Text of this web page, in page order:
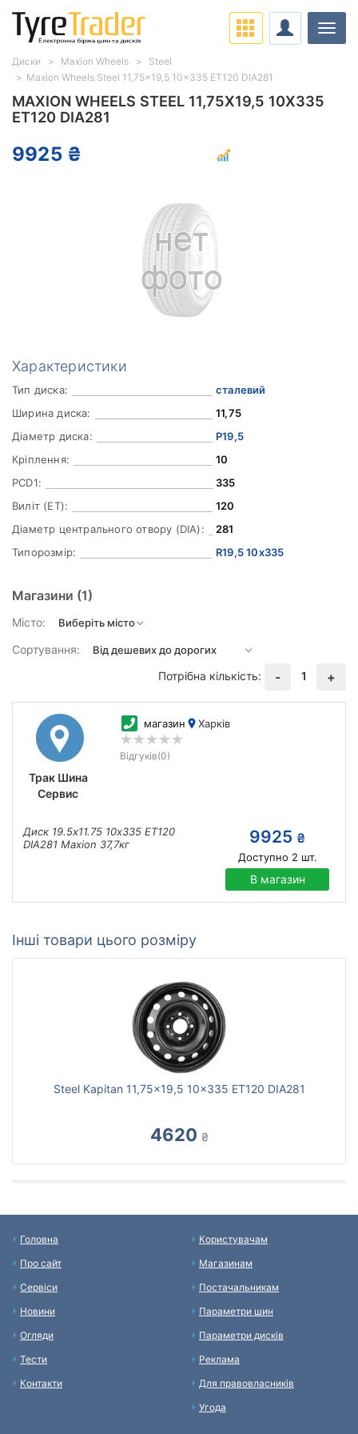
MAXION WHEELS STEEL 11,75X19,5 10X335
ET120 DIA281
9925 ₴
Характеристики
Тип диска:
сталевий
Ширина диска:
11,75
Діаметр диска:
Р19,5
Кріплення:
10
PCD1:
335
Виліт (ET):
120
Діаметр центрального отвору (DIA):
281
Типорозмір:
R19,5 10x335
Магазини (1)
Місто:
Сортування:
Потрібна кількість:
- 1 +
Трак Шина
Сервис
магазин Харків
Відгуків(0)
Диск 19.5х11.75 10х335 ЕТ120
DIA281 Maxion 37,7кг
9925 ₴
Доступно 2 шт.
В магазин
Інші товари цього розміру
Steel Kapitan 11,75x19,5 10x335 ET120 DIA281
4620 ₴
Диски Maxion Wheels
Steel
Maxion Wheels Steel 11,75x19,5 10x335 ET120 DIA281
Головна
Про сайт
Сервіси
Новини
Огляди
Тести
Контакти
Користувачам
Магазинам
Постачальникам
Параметри шин
Параметри дисків
Реклама
Для правовласників
Угода